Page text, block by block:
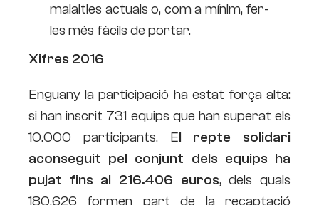
malalties actuals o, com a mínim, fer-
les més fàcils de portar.
Xifres 2016
Enguany la participació ha estat força alta:
si han inscrit 731 equips que han superat els
10.000 participants. El repte solidari
aconseguit pel conjunt dels equips ha
pujat fins al 216.406 euros, dels quals
180.626 formen part de la recaptació